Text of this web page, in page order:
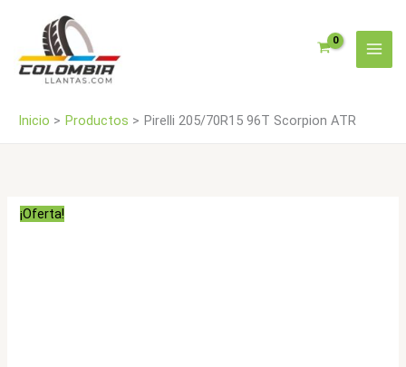
contenido
Inicio Productos Pirelli 205/70R15 96T Scorpion ATR
¡Oferta!
cantidad